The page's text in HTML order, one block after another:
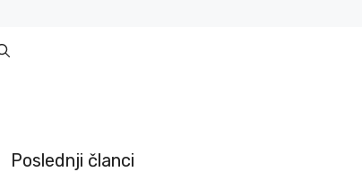
Poslednji članci